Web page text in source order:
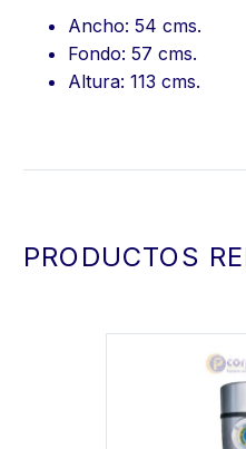
Ancho: 54 cms.
Fondo: 57 cms.
Altura: 113 cms.
PRODUCTOS